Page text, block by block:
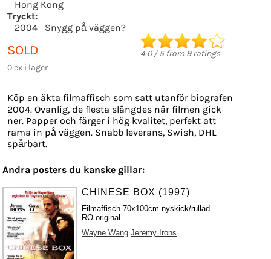
Hong Kong
Tryckt:
2004
Snygg på väggen?
SOLD
0 ex i lager
4.0/5from 9ratings
Köp en äkta filmaffisch som satt utanför biografen
2004. Ovanlig, de flesta slängdes när filmen gick
ner. Papper och färger i hög kvalitet, perfekt att
rama in på väggen. Snabb leverans, Swish, DHL
spårbart.
Andra posters du kanske gillar:
CHINESE BOX (1997)
Filmaffisch 70x100cm nyskick/rullad
RO original
Wayne Wang Jeremy Irons